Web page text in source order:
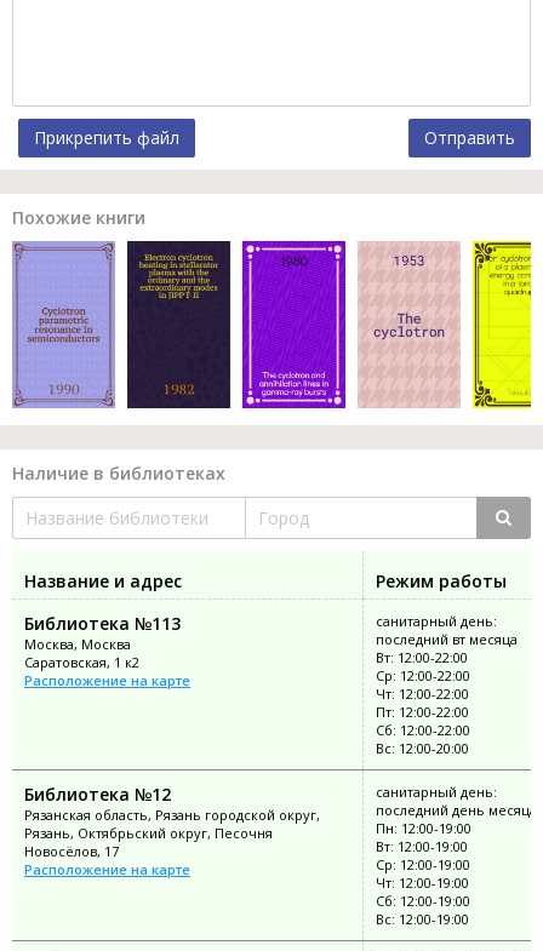
Прикрепить файл Отправить
Похожие книги
Наличие в библиотеках
Название и адрес
Режим работы
Библиотека №113
Москва, Москва
Саратовская, 1 к2
Расположение на карте
санитарный день:
последний вт месяца
Вт: 12:00-22:00
Ср: 12:00-22:00
Чт: 12:00-22:00
Пт: 12:00-22:00
Сб: 12:00-22:00
Вс: 12:00-20:00
Библиотека №12
Рязанская область, Рязань городской округ,
Рязань, Октябрьский округ, Песочня
Новосёлов, 17
Расположение на карте
санитарный день:
последний день месяца
Пн: 12:00-19:00
Вт: 12:00-19:00
Ср: 12:00-19:00
Чт: 12:00-19:00
Сб: 12:00-19:00
Вс: 12:00-19:00